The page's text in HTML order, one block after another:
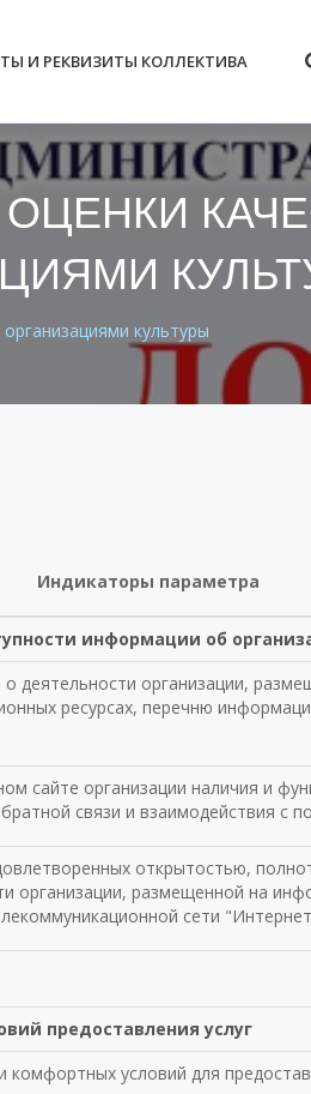
И РЕКВИЗИТЫ КОЛЛЕКТИВА
культуры
Индикаторы параметра
информации об
деятельности организации,
ресурсах, перечню
сайте организации наличия и
связи и взаимодействия с
открытостью,
организации, размещенной на
сети
предоставления услуг
комфортных условий для